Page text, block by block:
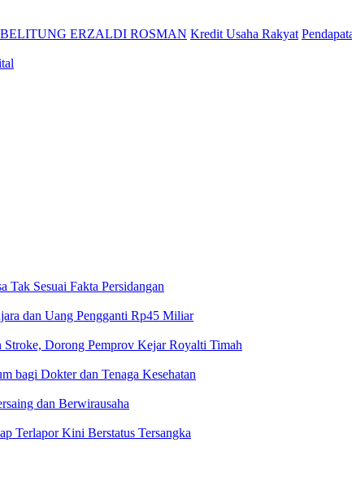
ERZALDI ROSMAN Kredit Usaha Rakyat
Sesuai Fakta Persidangan
dan Uang Pengganti Rp45 Miliar
Dorong Pemprov Kejar Royalti Timah
bagi Dokter dan Tenaga Kesehatan
dan Berwirausaha
Terlapor Kini Berstatus Tersangka